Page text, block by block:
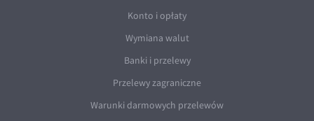
Konto i opłaty
Wymiana walut
Banki i przelewy
Przelewy zagraniczne
Warunki darmowych przelewów